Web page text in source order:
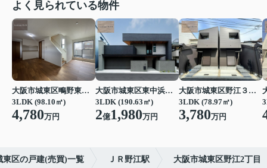
よく見られている物件
大阪市城東区鴫野東３丁目
3LDK (98.10㎡)
4,780万円
大阪市城東区東中浜３丁目
3LDK (190.63㎡)
2億1,980万円
大阪市城東区野江３丁目
3LDK (78.97㎡)
3,780万円
東区の戸建(売買)一覧 ＪＲ野江駅 大阪市城東区野江2丁目